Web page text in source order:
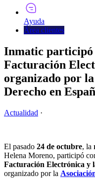
Ayuda
Área clientes
Inmatic participó
Facturación
organizado por
Derecho en
Actualidad ·
El pasado 24 de octubre, la
Helena Moreno, participó
Facturación Electrónica y
organizado por la